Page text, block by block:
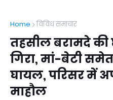
Home विविध समाचार
तहसील बरामदे की
गिरा, मां-बेटी
घायल, परिसर में
माहौल